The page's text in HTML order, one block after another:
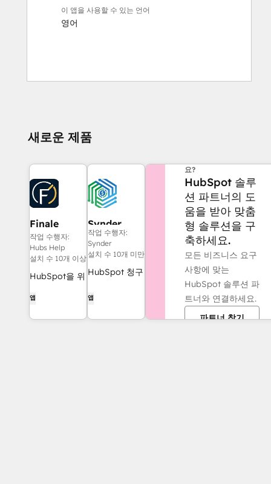
이 앱을 사용할 수 있는 언어
영어
새로운 제품
Finale
Composer
작업 수행자:
Hubs Help
설치 수 10개 이상
HubSpot을 위
츠.
앱
Synder
작업 수행자:
Synder
설치 수 10개 미만
HubSpot 청구
QuickBooks,
NetSuite 또는
앱
요?
HubSpot 솔루
션 파트너의 도
움을 받아 맞춤
형 솔루션을 구
축하세요.
모든 비즈니스 요구
사항에 맞는
HubSpot 솔루션 파
트너와 연결하세요.
파트너 찾기